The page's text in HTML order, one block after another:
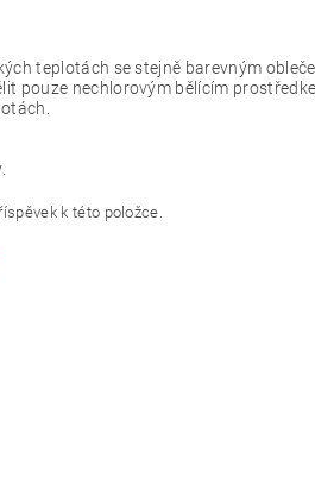
teplotách se stejně barevným
pouze nechlorovým bělícím
k této položce.